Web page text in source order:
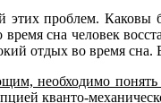
проблем.
сна человек
отдых во время
необходимо
кванто-